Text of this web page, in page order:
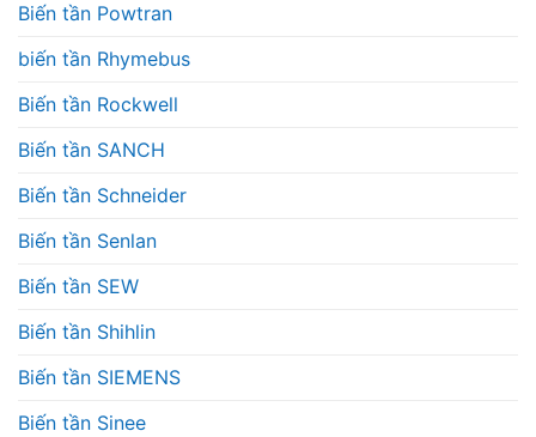
Biến tần Powtran
biến tần Rhymebus
Biến tần Rockwell
Biến tần SANCH
Biến tần Schneider
Biến tần Senlan
Biến tần SEW
Biến tần Shihlin
Biến tần SIEMENS
Biến tần Sinee